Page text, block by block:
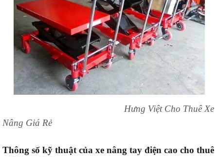
Hưng Việt Cho Thuê Xe
Nâng Giá Rẻ
Thông số kỹ thuật của xe nâng tay điện cao cho thuê